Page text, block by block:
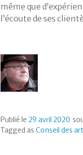
même que
l’écoute de ses
Publié le29 avril 2020
Tagged asConseil des